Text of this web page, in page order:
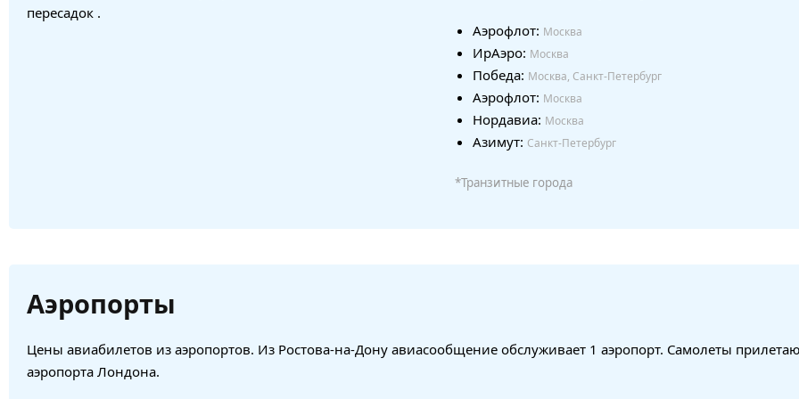
пересадок .
Аэрофлот: Москва
ИрАэро: Москва
Победа: Москва, Санкт-Петербург
Аэрофлот: Москва
Нордавиа: Москва
Азимут: Санкт-Петербург
*Транзитные города
Аэропорты
Цены авиабилетов из аэропортов. Из Ростова-на-Дону авиасообщение обслуживает 1 аэропорт. Самолеты
аэропорта Лондона.